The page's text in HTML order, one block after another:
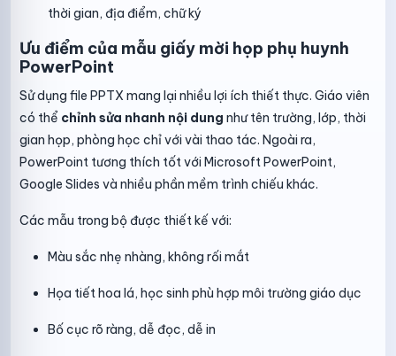
thời gian, địa điểm, chữ ký
Ưu điểm của mẫu giấy mời họp phụ huynh
PowerPoint
Sử dụng file PPTX mang lại nhiều lợi ích thiết thực. Giáo viên
có thể chỉnh sửa nhanh nội dung như tên trường, lớp, thời
gian họp, phòng học chỉ với vài thao tác. Ngoài ra,
PowerPoint tương thích tốt với Microsoft PowerPoint,
Google Slides và nhiều phần mềm trình chiếu khác.
Các mẫu trong bộ được thiết kế với:
Màu sắc nhẹ nhàng, không rối mắt
Họa tiết hoa lá, học sinh phù hợp môi trường giáo dục
Bố cục rõ ràng, dễ đọc, dễ in